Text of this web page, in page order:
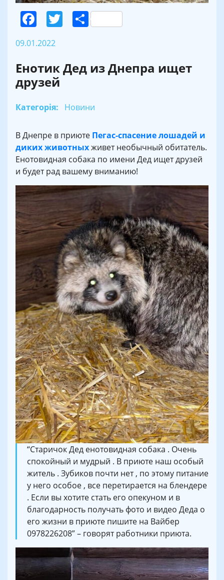
Facebook
Twitter
Поділитися
09.01.2022
Енотик Дед из Днепра ищет
друзей
Категорія: Новини
В Днепре в приюте Пегас-спасение лошадей и
диких животныхживет необычный обитатель.
Енотовидная собака по имени Дед ищет друзей
и будет рад вашему вниманию!
“Старичок Дед енотовидная собака . Очень
спокойный и мудрый . В приюте наш особый
житель . Зубиков почти нет , по этому питание
у него особое , все перетирается на блендере
. Если вы хотите стать его опекуном и в
благодарность получать фото и видео Деда о
его жизни в приюте пишите на Вайбер
0978226208” – говорят работники приюта.